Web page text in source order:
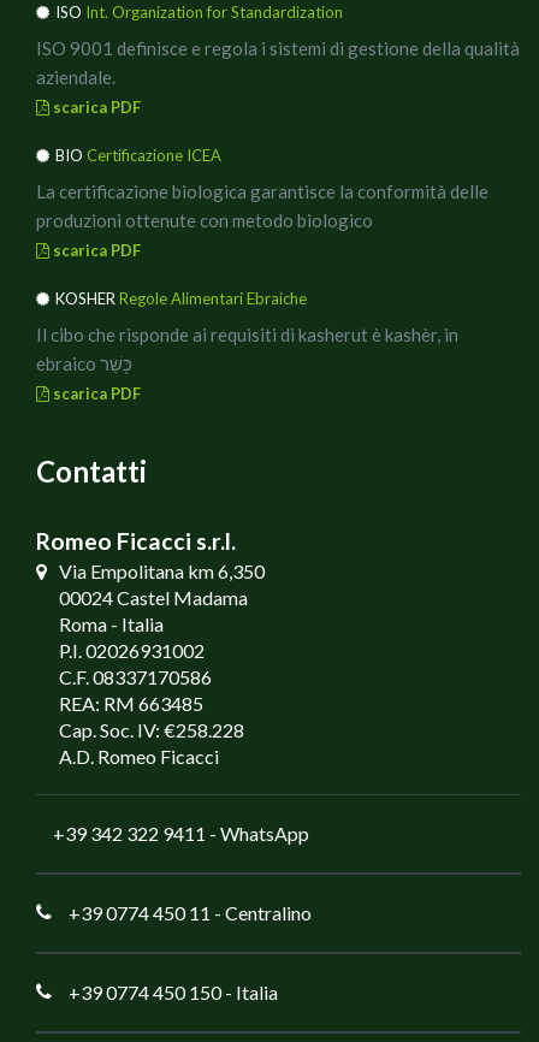
ancora più piccolo e aiutandosi con quello deporre sulla
mozzarella il pesto di olive.
6) Mettere i crostoni sotto al grill e lasciarli giusto il
ISO Int. Organization for Standardization
ISO 9001 definisce e regola i sistemi di gestione della qualità
aziendale.
scarica PDF
BIO Certificazione ICEA
La certificazione biologica garantisce la conformità delle
produzioni ottenute con metodo biologico
scarica PDF
KOSHER Regole Alimentari Ebraiche
Il cibo che risponde ai requisiti di kasherut è kashèr, in
ebraico כָּשֵׁר
scarica PDF
Contatti
Romeo Ficacci s.r.l.
Via Empolitana km 6,350
00024 Castel Madama
Roma - Italia
P.I. 02026931002
C.F. 08337170586
REA: RM 663485
Cap. Soc. IV: €258.228
A.D. Romeo Ficacci
+39 342 322 9411 - WhatsApp
+39 0774 450 11 - Centralino
+39 0774 450 150- Italia